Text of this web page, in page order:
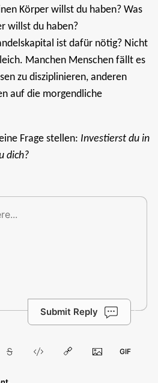
Körper willst du haben? Was
willst du haben?
ist dafür nötig? Nicht
Manchen Menschen fällt es
zu disziplinieren, anderen
auf die morgendliche
Frage stellen: Investierst du in
dich?
Submit Reply